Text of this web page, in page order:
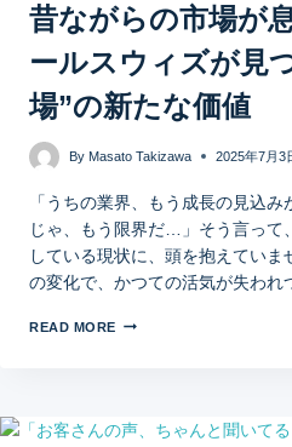
昔ながらの市場が
ールスウィズが見
場”の新たな価値
By Masato Takizawa 2025年7月3
「うちの業界、もう成長の見込
じゃ、もう限界だ…」そう言って
している現状に、頭を抱えてい
の変化で、かつての活気が失われ
READ MORE